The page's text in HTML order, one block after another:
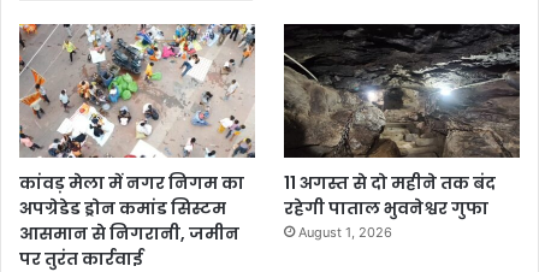
कांवड़ मेला में नगर निगम का
अपग्रेडेड ड्रोन कमांड सिस्टम
आसमान से निगरानी, जमीन
पर तुरंत कार्रवाई
11 अगस्त से दो महीने तक बंद
रहेगी पाताल भुवनेश्वर गुफा
August 1, 2026